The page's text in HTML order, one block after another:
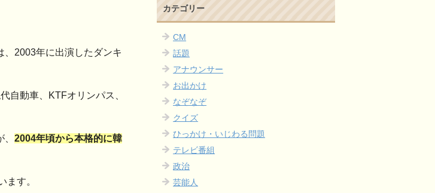
2003年に出演したダンキ
自動車、KTFオリンパス、
2004年頃から本格的に韓
ます。
カテゴリー
CM
話題
アナウンサー
お出かけ
なぞなぞ
クイズ
ひっかけ・いじわる問題
テレビ番組
政治
芸能人